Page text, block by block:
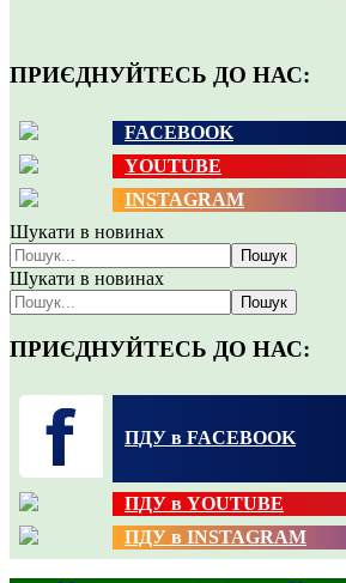
ПРИЄДНУЙТЕСЬ ДО НАС:
FACEBOOK
YOUTUBE
INSTAGRAM
Шукати в новинах
Пошук
Шукати в новинах
Пошук
ПРИЄДНУЙТЕСЬ ДО НАС:
ПДУ в FACEBOOK
ПДУ в YOUTUBE
ПДУ в INSTAGRAM